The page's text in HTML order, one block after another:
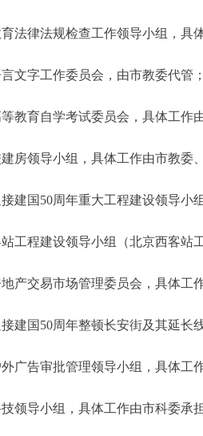
律法规检查工作领导小组，具
字工作委员会，由市教委代管
育自学考试委员会，具体工作
领导小组，具体工作由市教委
国50周年重大工程建设领导小
程建设领导小组（北京西客站
交易市场管理委员会，具体工
国50周年整顿长安街及其延长
告审批管理领导小组，具体工
导小组，具体工作由市科委承